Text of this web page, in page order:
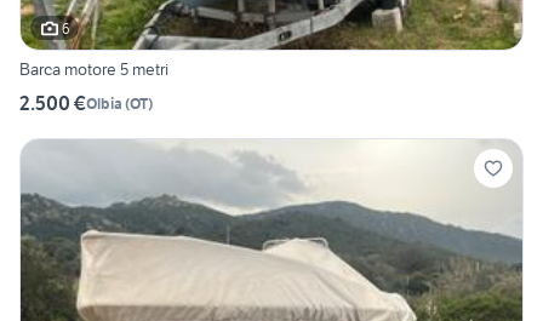
6
Barca motore 5 metri
2.500 €Olbia (OT)